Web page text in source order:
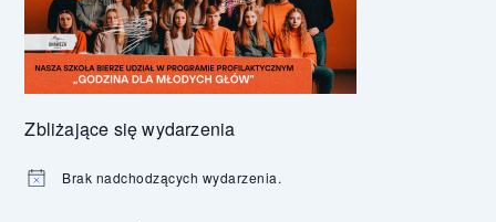
Zbliżające się wydarzenia
Powiadomienie
Brak nadchodzących wydarzenia.